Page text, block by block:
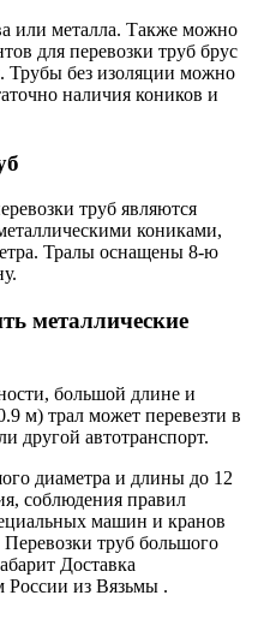
или металла. Также можно
для перевозки труб брус
Трубы без изоляции можно
наличия коников и
труб являются
кониками,
Тралы оснащены 8-ю
металлические
большой длине и
м) трал может перевезти в
другой автотранспорт.
диаметра и длины до 12
соблюдения правил
машин и кранов
труб большого
Доставка
России из Вязьмы .